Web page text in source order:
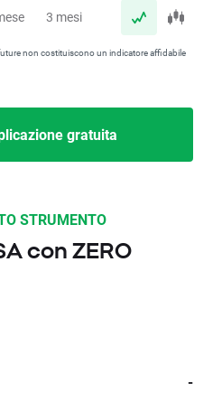
3 mesi anno
non costituiscono un indicatore affidabile
gratuita
STRUMENTO
con ZERO
-